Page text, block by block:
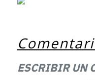
ESCRIBIR UN